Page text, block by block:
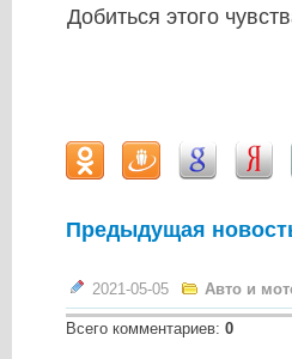
Добиться этого
Предыдущая
2021-05-05 Авто и
Всего комментариев: 0